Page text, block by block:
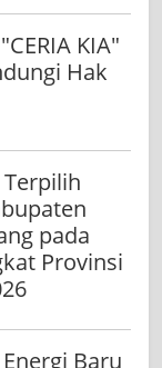
KIA"
Hak
pada
Provinsi
Baru